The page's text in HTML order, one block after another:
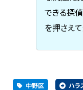
できる探
を押さえ
中野区 ハラ